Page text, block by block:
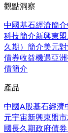
觀點洞察
中國基石經濟簡介
科技簡介新興東
久期）簡介美元
債券收益機遇亞
債簡介
產品
中國A股基石經濟
元宇宙新興東盟
國長久期政府債券